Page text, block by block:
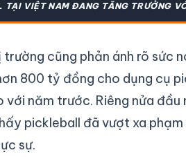
TẠI VIỆT NAM ĐANG TĂNG TRƯỞNG
trường cũng phản ánh rõ sức
800 tỷ đồng cho dụng cụ
với năm trước. Riêng nửa
pickleball đã vượt xa
sự.